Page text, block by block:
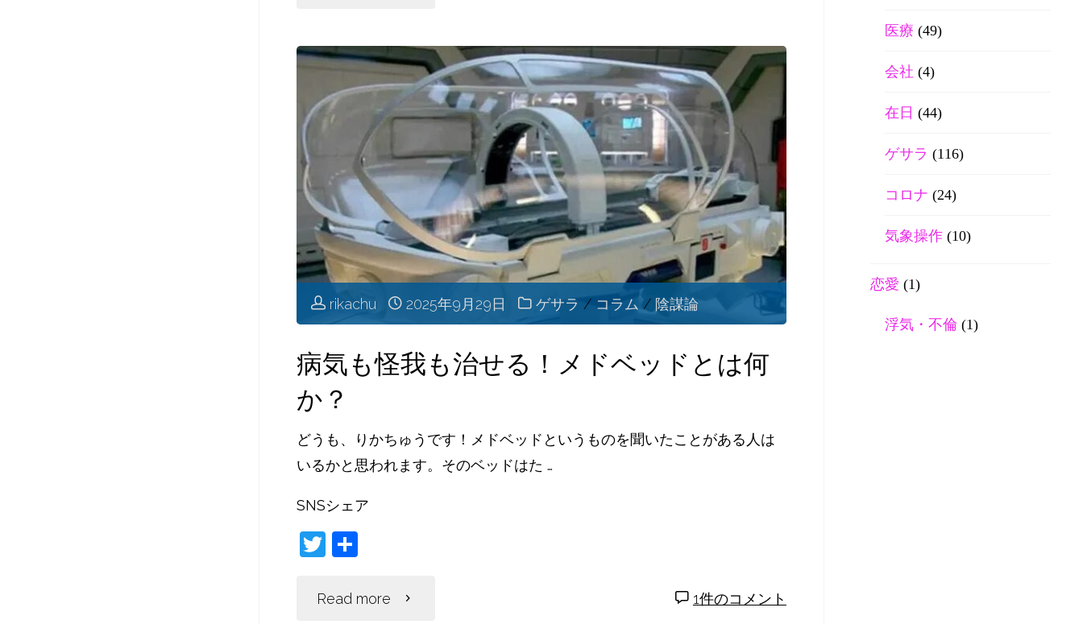
ゲ
な
の？
悪
達
が
て
た
特
rikachu 2025年9月29日 ゲサラ / コラム / 陰謀論
病気も怪我も治せる！メドベッドとは何
か？
どうも、りかちゅうです！メドベッドというものを聞いたことがある人は
いるかと思われます。そのベッドはた …
SNSシェア
T
itt
Read more "病 1件のコメント
医療 (49)
会社 (4)
在日 (44)
ゲサラ (116)
コロナ (24)
気象操作 (10)
恋愛 (1)
浮気・不倫 (1)